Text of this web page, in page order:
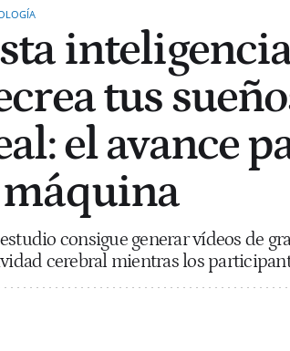
tus
el avance
consigue generar vídeos de
cerebral mientras los